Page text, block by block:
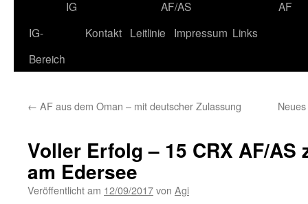
IG
AF/AS
AF
IG-
Bereich
Kontakt Leitlinie Impressum Links
← AF aus dem Oman – mit deutscher Zulassung
Voller Erfolg – 15 CRX AF/AS
am Edersee
Veröffentlicht am 12/09/2017von Agi